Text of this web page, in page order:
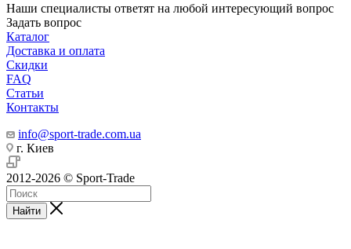
Наши специалисты ответят на любой интересующий вопрос
Задать вопрос
Каталог
Доставка и оплата
Скидки
FAQ
Статьи
Контакты
info@sport-trade.com.ua
г. Киев
2012-2026 © Sport-Trade
Найти